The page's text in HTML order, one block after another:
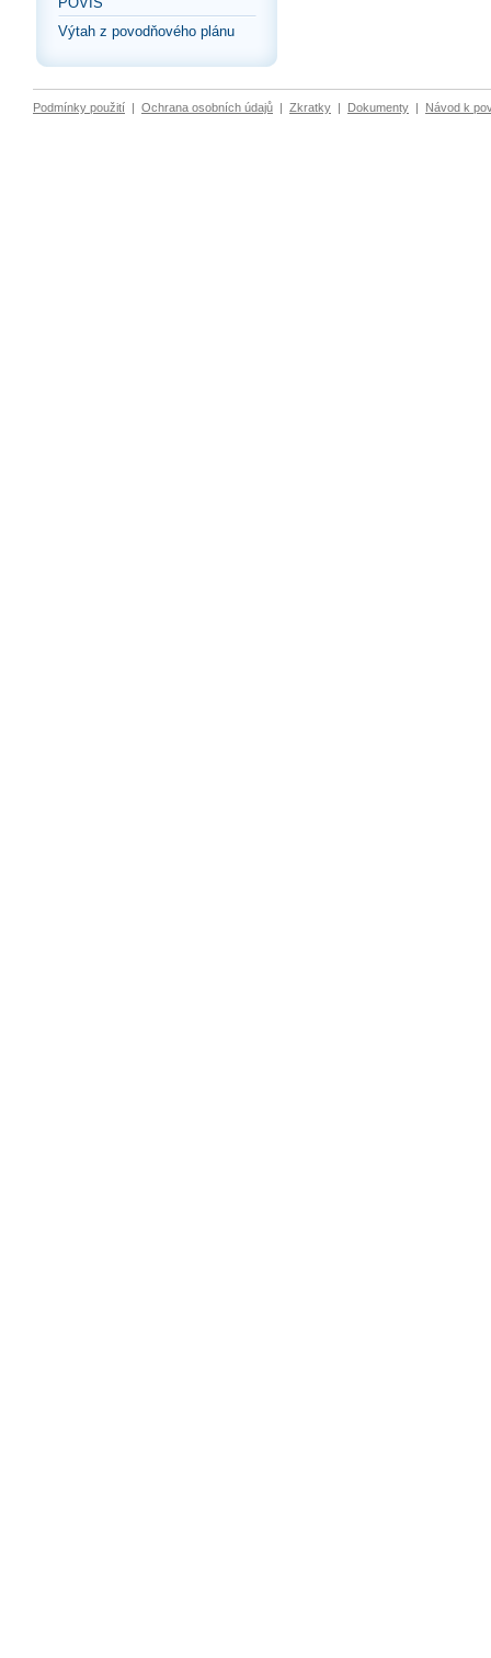
Výtah z povodňového plánu
Podmínky použití | Ochrana osobních údajů | Zkratky | Dokumenty | Návod k